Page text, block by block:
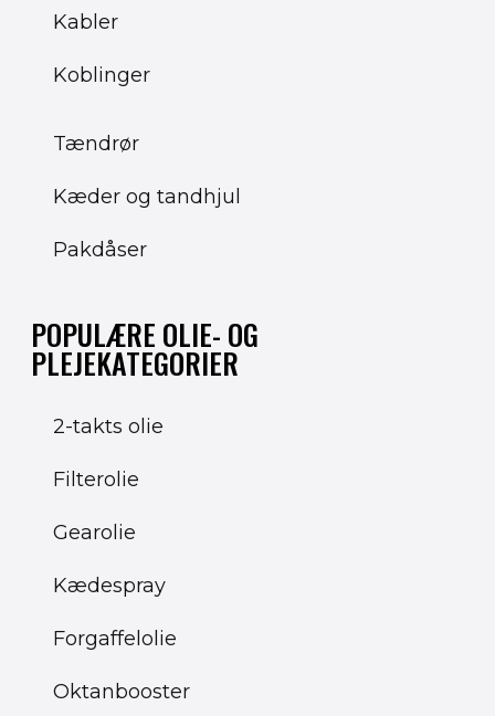
Kabler
Koblinger
Tændrør
Kæder og tandhjul
Pakdåser
POPULÆRE OLIE- OG
PLEJEKATEGORIER
2-takts olie
Filterolie
Gearolie
Kædespray
Forgaffelolie
Oktanbooster